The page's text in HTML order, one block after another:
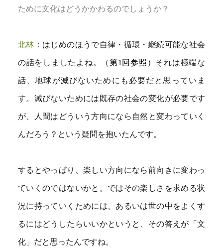
ために文化はどうかかわるのでしょうか？
北林 ：はじめのほうで自律・循環・継続可能な社会
の話をしましたよね。（第1回参照 ）それは極端な
話、地球が滅びないためにも必要だと思っていま
す。滅びないためには既存の社会の変化が必要です
が、人間はどういう方向になら自然と変わっていく
んだろう？という疑問を抱いたんです。
するとやっぱり、楽しい方向になら前向きに変わっ
ていくのではないかと。ではその楽しさを求める状
況に持っていくためには、あるいは世の中をよくす
るにはどうしたらいいかというと、その答えが「文
化」だと思ったんですね。